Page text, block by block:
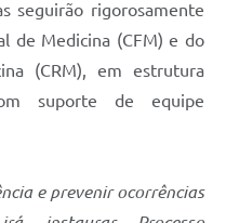
seguirão rigorosamente
de Medicina (CFM) e do
(CRM), em estrutura
suporte de equipe
e prevenir ocorrências